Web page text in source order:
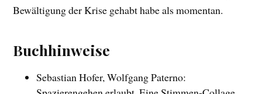
Bewältigung der Krise gehabt habe als momentan.
Buchhinweise
Sebastian Hofer, Wolfgang Paterno: